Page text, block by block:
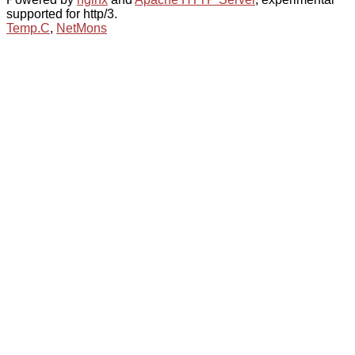
supported for http/3.
Temp.C, NetMons